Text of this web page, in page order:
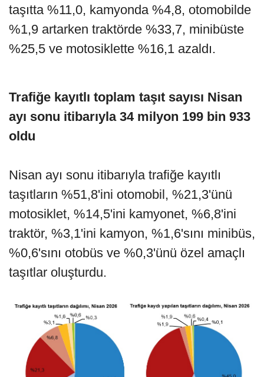
taşıtta %11,0, kamyonda %4,8, otomobilde
%1,9 artarken traktörde %33,7, minibüste
%25,5 ve motosiklette %16,1 azaldı.
Trafiğe kayıtlı toplam taşıt sayısı Nisan
ayı sonu itibarıyla 34 milyon 199 bin 933
oldu
Nisan ayı sonu itibarıyla trafiğe kayıtlı
taşıtların %51,8'ini otomobil, %21,3'ünü
motosiklet, %14,5'ini kamyonet, %6,8'ini
traktör, %3,1'ini kamyon, %1,6'sını minibüs,
%0,6'sını otobüs ve %0,3'ünü özel amaçlı
taşıtlar oluşturdu.